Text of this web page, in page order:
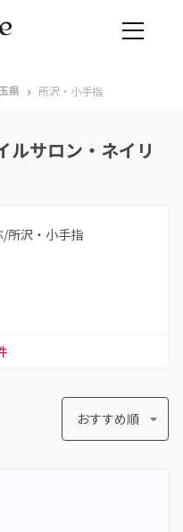
県 › 所沢・小手指
ルサロン・ネイリ
所沢・小手指
おすすめ順